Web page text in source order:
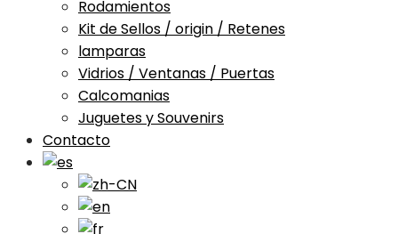
Rodamientos
Kit de Sellos / origin / Retenes
lamparas
Vidrios / Ventanas / Puertas
Calcomanias
Juguetes y Souvenirs
Contacto